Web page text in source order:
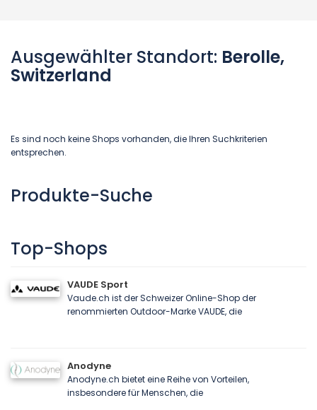
Ausgewählter Standort: Berolle,
Switzerland
Es sind noch keine Shops vorhanden, die Ihren Suchkriterien
entsprechen.
Produkte-Suche
Top-Shops
VAUDE Sport
Vaude.ch ist der Schweizer Online-Shop der
renommierten Outdoor-Marke VAUDE, die
Anodyne
Anodyne.ch bietet eine Reihe von Vorteilen,
insbesondere für Menschen, die